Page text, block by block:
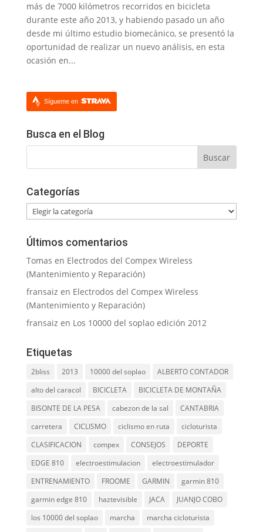
más de 7000 kilómetros recorridos en bicicleta
durante este año 2013, y habiendo pasado un año
desde mi último estudio biomecánico, se presentó la
oportunidad de realizar un nuevo análisis, en esta
ocasión en...
Sígueme en
Busca en el Blog
Categorías
Categorías
Últimos comentarios
Tomas en Electrodos del Compex Wireless
(Mantenimiento y Reparación)
fransaiz en Electrodos del Compex Wireless
(Mantenimiento y Reparación)
fransaiz en Los 10000 del soplao edición 2012
Etiquetas
2bliss 2013 10000 del soplao
ALBERTO CONTADOR
alto del caracol
BICICLETA
BICICLETA DE MONTAÑA
BISONTE DE LA PESA
cabezon de la sal
CANTABRIA
carretera
CICLISMO ciclismo en ruta
cicloturista
CLASIFICACION
compex CONSEJOS
DEPORTE
EDGE 810
electroestimulacion
electroestimulador
ENTRENAMIENTO
FROOME GARMIN
garmin 810
garmin edge 810
haztevisible JACA
JUANJO COBO
los 10000 del soplao
marcha
marcha cicloturista